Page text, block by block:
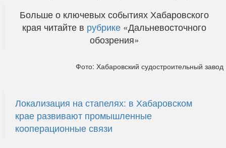
Больше о ключевых событиях Хабаровского
края читайте в рубрике «Дальневосточного
обозрения»
Фото: Хабаровский судостроительный завод
Локализация на стапелях: в Хабаровском
крае развивают промышленные
кооперационные связи